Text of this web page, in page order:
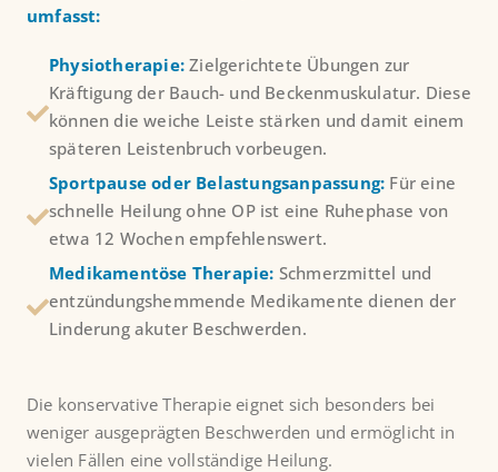
umfasst:
Physiotherapie: Zielgerichtete Übungen zur
Kräftigung der Bauch- und Beckenmuskulatur. Diese
können die weiche Leiste stärken und damit einem
späteren Leistenbruch vorbeugen.
Sportpause oder Belastungsanpassung: Für eine
schnelle Heilung ohne OP ist eine Ruhephase von
etwa 12 Wochen empfehlenswert.
Medikamentöse Therapie: Schmerzmittel und
entzündungshemmende Medikamente dienen der
Linderung akuter Beschwerden.
Die konservative Therapie eignet sich besonders bei
weniger ausgeprägten Beschwerden und ermöglicht in
vielen Fällen eine vollständige Heilung.